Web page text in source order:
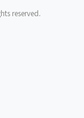
reserved.